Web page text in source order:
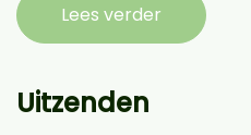
Lees verder
Uitzenden